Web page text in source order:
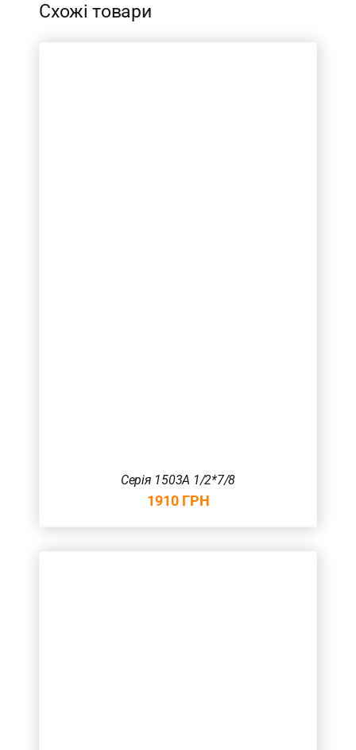
Схожі товари
Серія 1503А 1/2*7/8
1910 ГРН